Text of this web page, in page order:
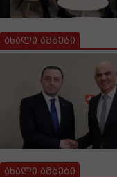
ახალი ამბები
ახალი ამბები